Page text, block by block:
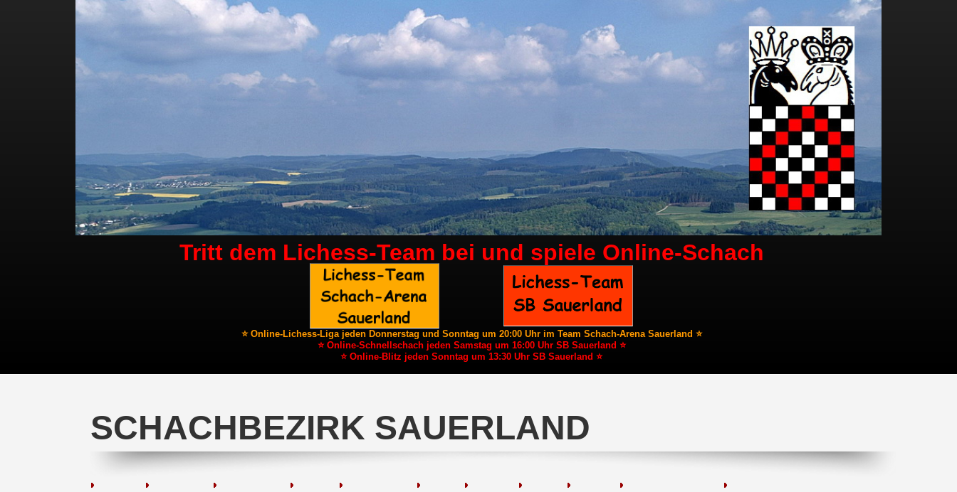
Tritt dem Lichess-Team bei und spiele Online-Schach
⭐ Online-Lichess-Liga jeden Donnerstag und Sonntag um 20:00 Uhr im Team Schach-Arena Sauerland ⭐
⭐ Online-Schnellschach jeden Samstag um 16:00 Uhr SB Sauerland ⭐
⭐ Online-Blitz jeden Sonntag um 13:30 Uhr SB Sauerland ⭐
SCHACHBEZIRK SAUERLAND